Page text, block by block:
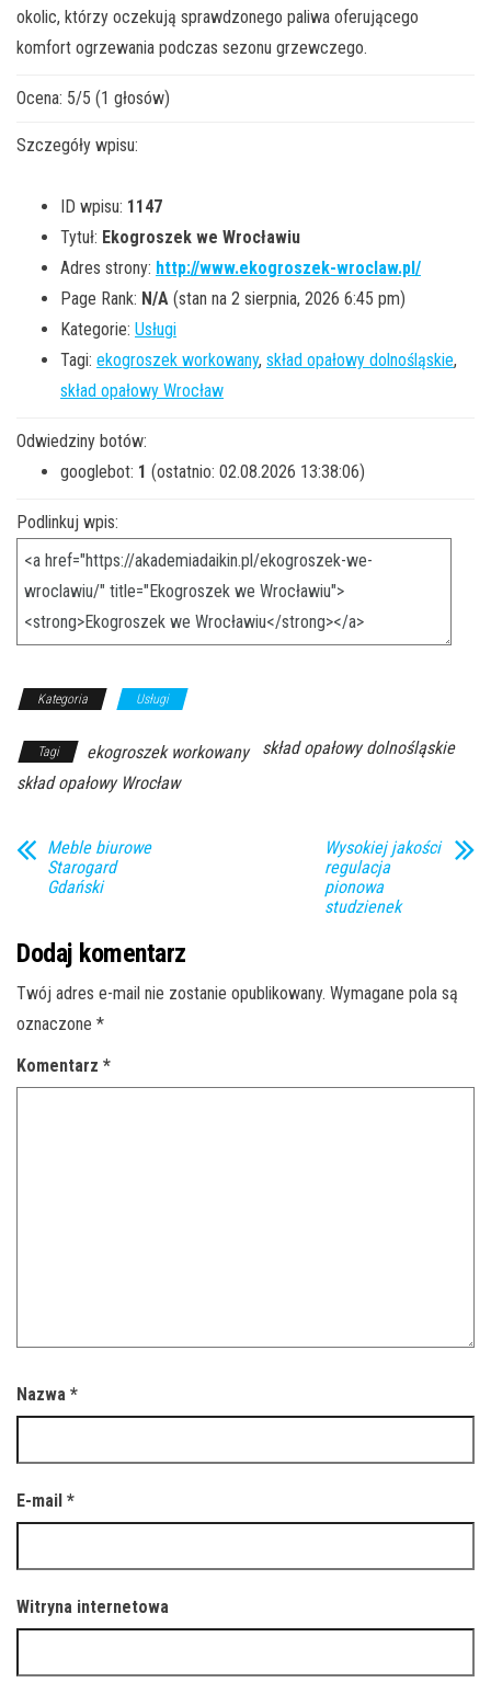
okolic, którzy oczekują sprawdzonego paliwa oferującego
komfort ogrzewania podczas sezonu grzewczego.
Ocena: 5/5 (1 głosów)
Szczegóły wpisu:
ID wpisu: 1147
Tytuł: Ekogroszek we Wrocławiu
Adres strony: http://www.ekogroszek-wroclaw.pl/
Page Rank: N/A (stan na 2 sierpnia, 2026 6:45 pm)
Kategorie: Usługi
Tagi: ekogroszek workowany, skład opałowy dolnośląskie,
skład opałowy Wrocław
Odwiedziny botów:
googlebot: 1 (ostatnio: 02.08.2026 13:38:06)
Podlinkuj wpis:
Kategoria Usługi
Tagi ekogroszek workowany
skład opałowy dolnośląskie
skład opałowy Wrocław
Meble biurowe
Starogard
Gdański
Wysokiej jakości
regulacja
pionowa
studzienek
Dodaj komentarz
Twój adres e-mail nie zostanie opublikowany. Wymagane pola są
oznaczone *
Komentarz *
Nazwa *
E-mail *
Witryna internetowa